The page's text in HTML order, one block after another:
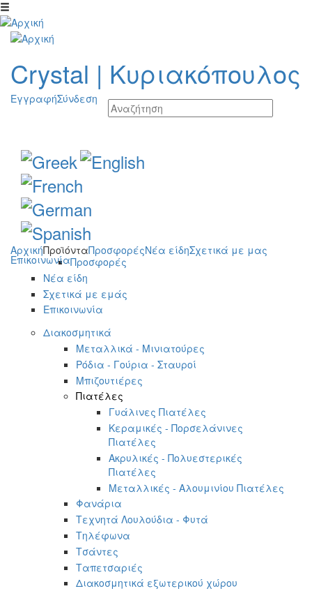
Παράκαμψη προς το κυρίως περιεχόμενο
Crystal | Κυριακόπουλος
ΕγγραφήΣύνδεση
ΑρχικήΠροϊόνταΠροσφορέςΝέα είδηΣχετικά με μας
ΕπικοινωνίαΠροσφορές
Νέα είδη
Σχετικά με εμάς
Επικοινωνία
Διακοσμητικά
Μεταλλικά - Μινιατούρες
Ρόδια - Γούρια - Σταυροί
Μπιζουτιέρες
Πιατέλες
Γυάλινες Πιατέλες
Κεραμικές - Πορσελάνινες
Πιατέλες
Ακρυλικές - Πολυεστερικές
Πιατέλες
Μεταλλικές - Αλουμινίου Πιατέλες
Φανάρια
Τεχνητά Λουλούδια - Φυτά
Τηλέφωνα
Τσάντες
Ταπετσαριές
Διακοσμητικά εξωτερικού χώρου